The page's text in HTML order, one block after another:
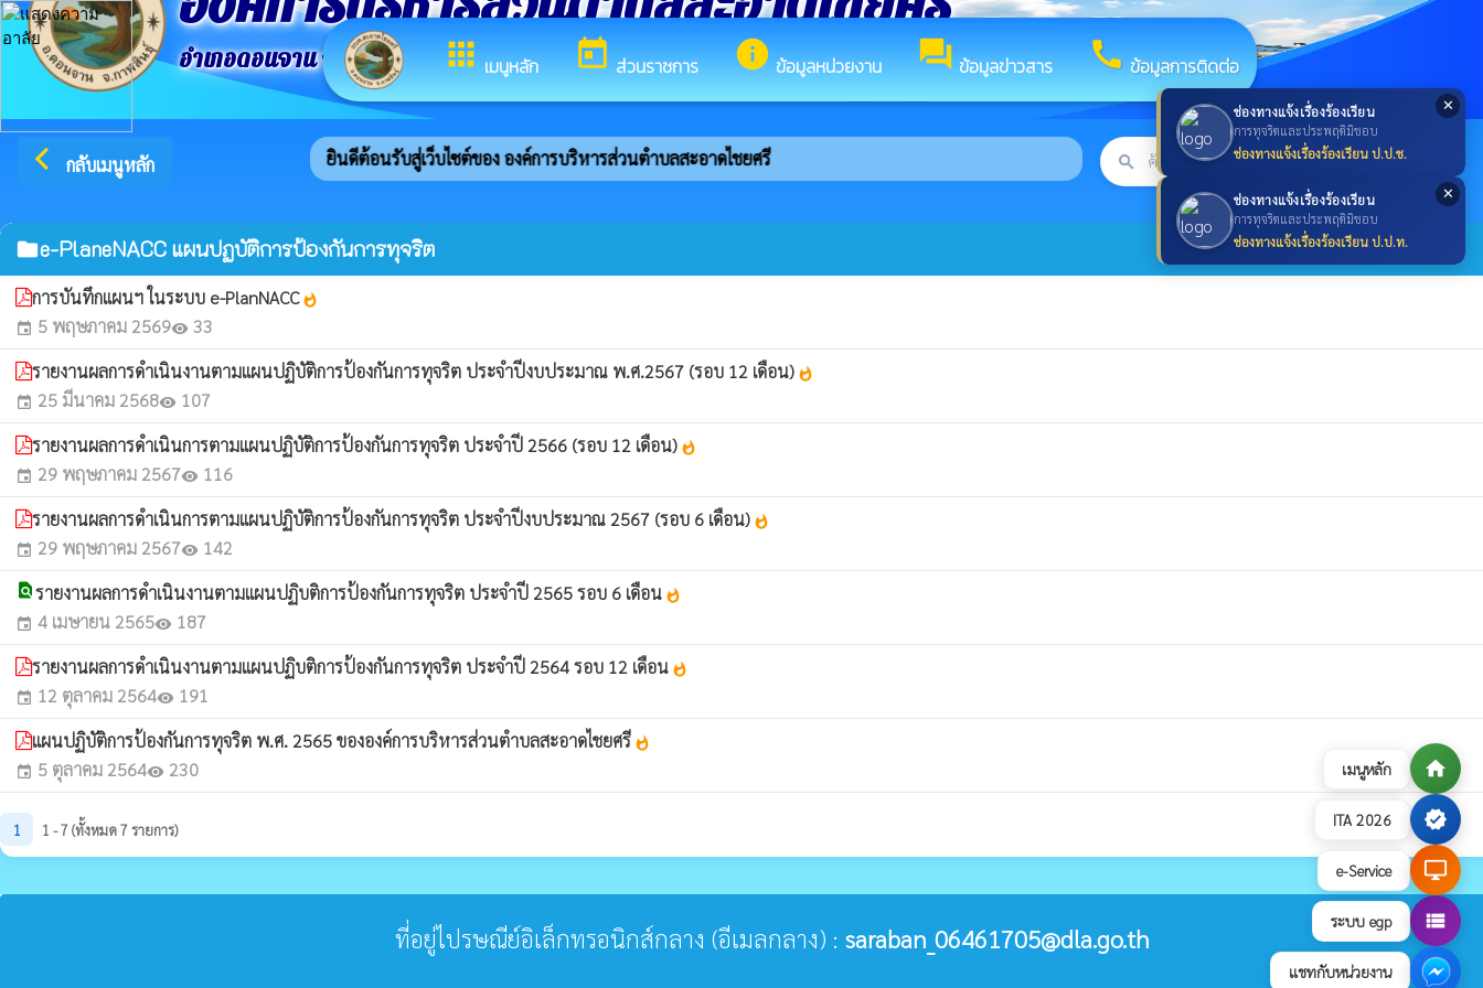
เมนูหลัก home
ITA 2026 verified
e-Service desktop_windows
ระบบ egp view_list
แชทกับหน่วยงาน
✕
ช่องทางแจ้งเรื่องร้องเรียน
การทุจริตและประพฤติมิชอบ
ช่องทางแจ้งเรื่องร้องเรียน ป.ป.ช.
✕
ช่องทางแจ้งเรื่องร้องเรียน
การทุจริตและประพฤติมิชอบ
ช่องทางแจ้งเรื่องร้องเรียน ป.ป.ท.
apps เมนูหลัก today ส่วนราชการ info ข้อมูลหน่วยงาน forum ข้อมูลข่าวสาร call ข้อมูลการติดต่อ
อำเภอดอนจาน จังหวัดกาฬสินธ์ุ
arrow_back_ios กลับเมนูหลัก ยินดีต้อนรับสู่เว็บไซต์ของ องค์การบริหารส่วนตำบลสะอาดไชยศรี search searchค้นหา
foldere-PlaneNACC แผนปฏบัติการป้องกันการทุจริต
การบันทึกแผนฯ ในระบบ e-PlanNACCwhatshot
event 5 พฤษภาคม 2569visibility 33
รายงานผลการดำเนินงานตามแผนปฏิบัติการป้องกันการทุจริต ประจำปีงบประมาณ พ.ศ.2567 (รอบ 12 เดือน) whatshot
event 25 มีนาคม 2568visibility 107
รายงานผลการดำเนินการตามแผนปฏิบัติการป้องกันการทุจริต ประจำปี 2566 (รอบ 12 เดือน) whatshot
event 29 พฤษภาคม 2567visibility 116
รายงานผลการดำเนินการตามแผนปฏิบัติการป้องกันการทุจริต ประจำปีงบประมาณ 2567 (รอบ 6 เดือน) whatshot
event 29 พฤษภาคม 2567visibility 142
find_in_pageรายงานผลการดำเนินงานตามแผนปฏิบติการป้องกันการทุจริต ประจำปี 2565 รอบ 6 เดือน whatshot
event 4 เมษายน 2565visibility 187
รายงานผลการดำเนินงานตามแผนปฏิบติการป้องกันการทุจริต ประจำปี 2564 รอบ 12 เดือน whatshot
event 12 ตุลาคม 2564visibility 191
แผนปฏิบัติการป้องกันการทุจริต พ.ศ. 2565 ขององค์การบริหารส่วนตำบลสะอาดไชยศรี whatshot
event 5 ตุลาคม 2564visibility 230
1 1 - 7 (ทั้งหมด 7 รายการ)
ที่อยู่ไปรษณีย์อิเล็กทรอนิกส์กลาง (อีเมลกลาง) : saraban_06461705@dla.go.th